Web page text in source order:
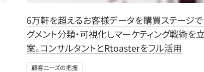
6万軒を超えるお客様データを購買ステージ
グメント分類・可視化しマーケティング戦術を
案。コンサルタントとRtoasterをフル活用
顧客ニーズの把握